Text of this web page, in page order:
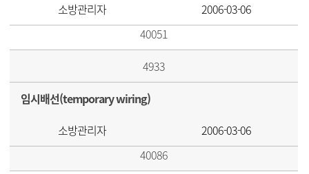
소방관리자
2006-03-06
40051
4933
임시배선(temporary wiring)
소방관리자
2006-03-06
40086